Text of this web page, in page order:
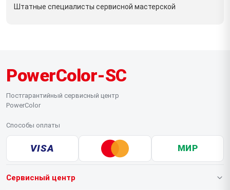
Штатные специалисты сервисной мастерской
PowerColor-SC
Постгарантийный сервисный центр
PowerColor
Способы оплаты
VISA МИР
Сервисный центр